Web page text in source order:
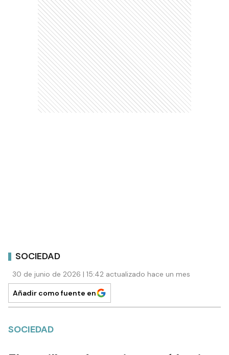
SOCIEDAD
30 de junio de 2026 | 15:42 actualizado hace un mes
Añadir como fuente en
SOCIEDAD